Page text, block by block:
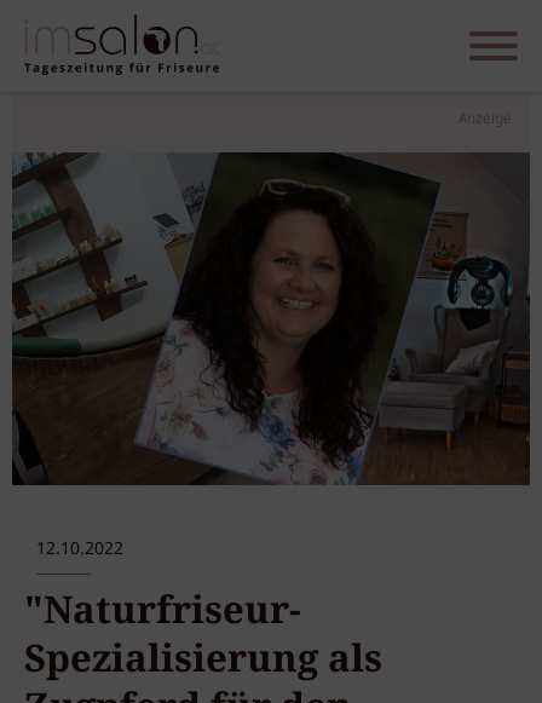
Anzeige
12.10.2022
"Naturfriseur-
Spezialisierung als